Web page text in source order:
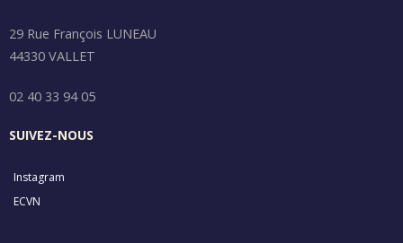
29 Rue François LUNEAU
44330 VALLET
02 40 33 94 05
SUIVEZ-NOUS
Instagram
ECVN